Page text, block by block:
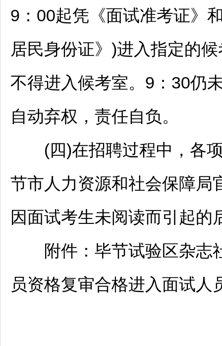
9：00起凭《面试准考证》
居民身份证》)进入指定的
不得进入候考室。9：30仍
自动弃权，责任自负。
(四)在招聘过程中，各
节市人力资源和社会保障局
因面试考生未阅读而引起
附件： 毕节试验区杂志
员资格复审合格进入面试人